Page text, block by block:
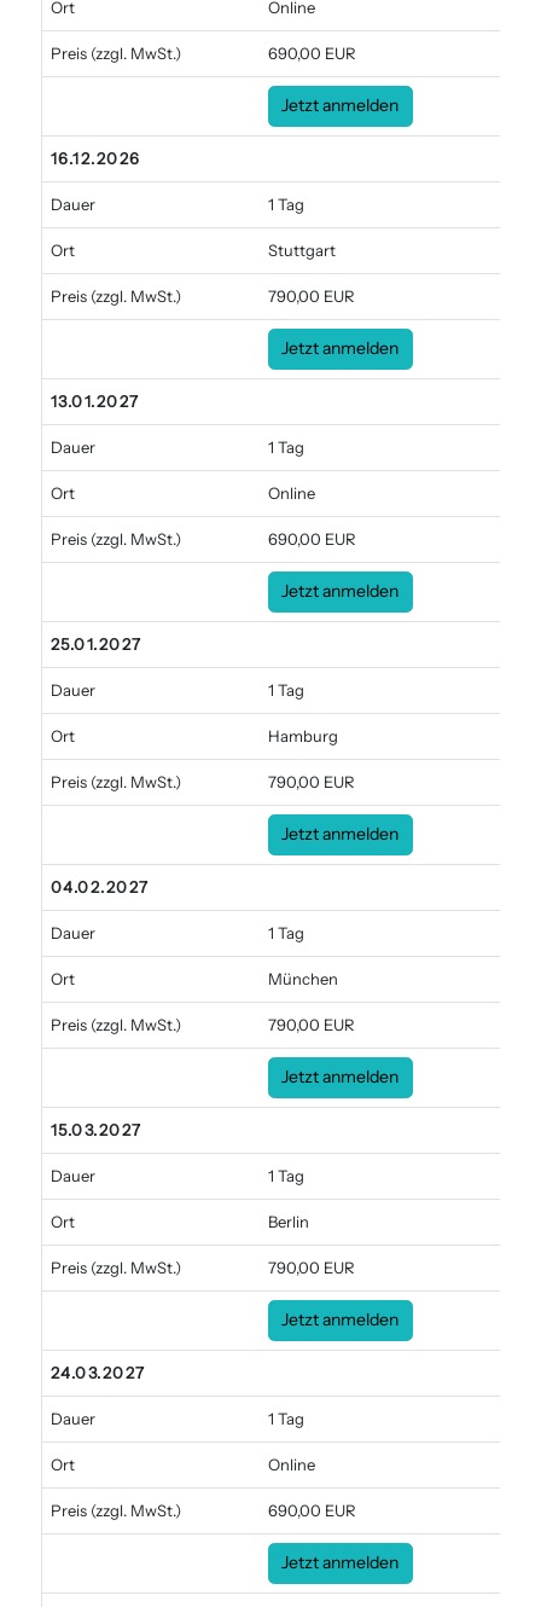
Ort Online
Preis (zzgl. MwSt.) 690,00 EUR
Jetzt anmelden
16.12.2026
Dauer 1 Tag
Ort Stuttgart
Preis (zzgl. MwSt.) 790,00 EUR
Jetzt anmelden
13.01.2027
Dauer 1 Tag
Ort Online
Preis (zzgl. MwSt.) 690,00 EUR
Jetzt anmelden
25.01.2027
Dauer 1 Tag
Ort Hamburg
Preis (zzgl. MwSt.) 790,00 EUR
Jetzt anmelden
04.02.2027
Dauer 1 Tag
Ort München
Preis (zzgl. MwSt.) 790,00 EUR
Jetzt anmelden
15.03.2027
Dauer 1 Tag
Ort Berlin
Preis (zzgl. MwSt.) 790,00 EUR
Jetzt anmelden
24.03.2027
Dauer 1 Tag
Ort Online
Preis (zzgl. MwSt.) 690,00 EUR
Jetzt anmelden